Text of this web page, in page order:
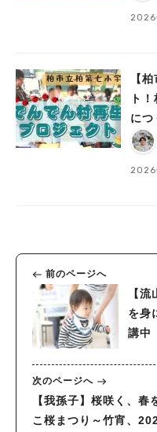
2026
【
ト
につ
2026
前のページへ
【
を身
講中
次のページへ
【我孫子】桜咲く、春
こ桜まつり～竹宵、